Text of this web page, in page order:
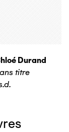
Durand
titre